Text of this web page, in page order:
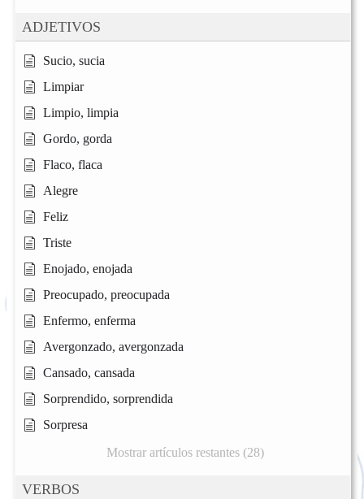
ADJETIVOS
Sucio, sucia
Limpiar
Limpio, limpia
Gordo, gorda
Flaco, flaca
Alegre
Feliz
Triste
Enojado, enojada
Preocupado, preocupada
Enfermo, enferma
Avergonzado, avergonzada
Cansado, cansada
Sorprendido, sorprendida
Sorpresa
Mostrar artículos restantes (28)
VERBOS